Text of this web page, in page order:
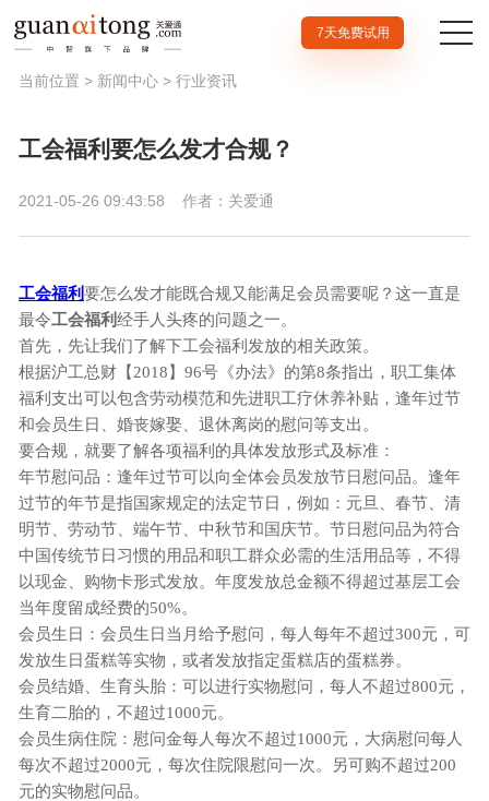
7天免费试用
当前位置 > 新闻中心 > 行业资讯
工会福利要怎么发才合规？
2021-05-26 09:43:58 作者：关爱通
工会福利要怎么发才能既合规又能满足会员需要呢？这一直是
最令工会福利经手人头疼的问题之一。
首先，先让我们了解下工会福利发放的相关政策。
根据沪工总财【2018】96号《办法》的第8条指出，职工集体
福利支出可以包含劳动模范和先进职工疗休养补贴，逢年过节
和会员生日、婚丧嫁娶、退休离岗的慰问等支出。
要合规，就要了解各项福利的具体发放形式及标准：
年节慰问品：逢年过节可以向全体会员发放节日慰问品。逢年
过节的年节是指国家规定的法定节日，例如：元旦、春节、清
明节、劳动节、端午节、中秋节和国庆节。节日慰问品为符合
中国传统节日习惯的用品和职工群众必需的生活用品等，不得
以现金、购物卡形式发放。年度发放总金额不得超过基层工会
当年度留成经费的50%。
会员生日：会员生日当月给予慰问，每人每年不超过300元，可
发放生日蛋糕等实物，或者发放指定蛋糕店的蛋糕券。
会员结婚、生育头胎：可以进行实物慰问，每人不超过800元，
生育二胎的，不超过1000元。
会员生病住院：慰问金每人每次不超过1000元，大病慰问每人
每次不超过2000元，每次住院限慰问一次。另可购不超过200
元的实物慰问品。